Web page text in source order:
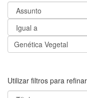
Utilizar filtros para